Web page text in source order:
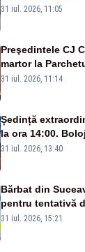
31 iul. 2026, 11:05
Preşedintele CJ
martor la
percheziţiei la
31 iul. 2026, 11:14
Ședință
la ora 14:00.
stare de urgență
31 iul. 2026, 13:40
Bărbat din
pentru tentativă
înjunghiat un
31 iul. 2026, 15:21